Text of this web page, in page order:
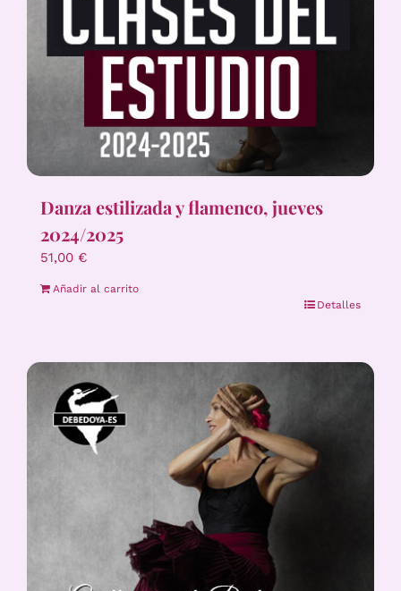
Danza estilizada y flamenco, jueves
2024/2025
51,00 €
Añadir al carrito
Detalles